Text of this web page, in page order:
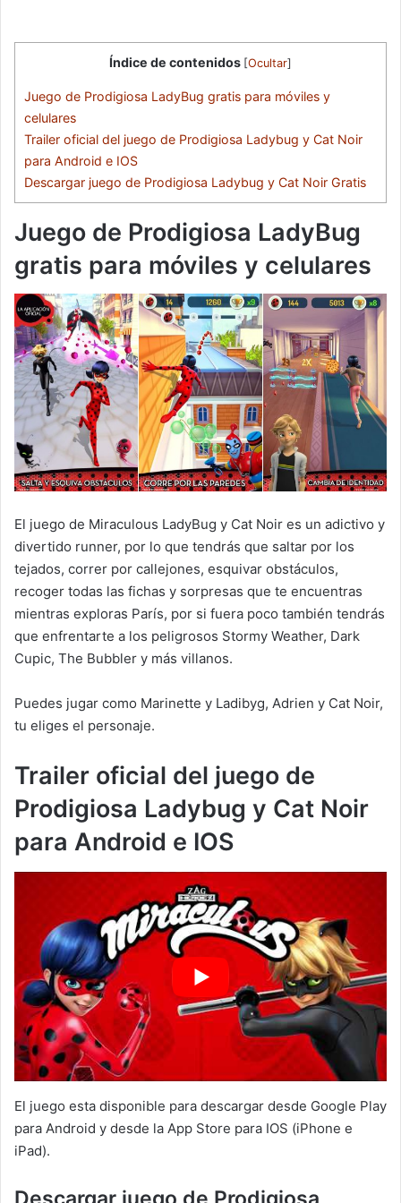
Índice de contenidos [Ocultar]
Juego de Prodigiosa LadyBug gratis para móviles y
celulares
Trailer oficial del juego de Prodigiosa Ladybug y Cat Noir
para Android e IOS
Descargar juego de Prodigiosa Ladybug y Cat Noir Gratis
Juego de Prodigiosa LadyBug
gratis para móviles y celulares
El juego de Miraculous LadyBug y Cat Noir es un adictivo y
divertido runner, por lo que tendrás que saltar por los
tejados, correr por callejones, esquivar obstáculos,
recoger todas las fichas y sorpresas que te encuentras
mientras exploras París, por si fuera poco también tendrás
que enfrentarte a los peligrosos Stormy Weather, Dark
Cupic, The Bubbler y más villanos.
Puedes jugar como Marinette y Ladibyg, Adrien y Cat Noir,
tu eliges el personaje.
Trailer oficial del juego de
Prodigiosa Ladybug y Cat Noir
para Android e IOS
El juego esta disponible para descargar desde Google Play
para Android y desde la App Store para IOS (iPhone e
iPad).